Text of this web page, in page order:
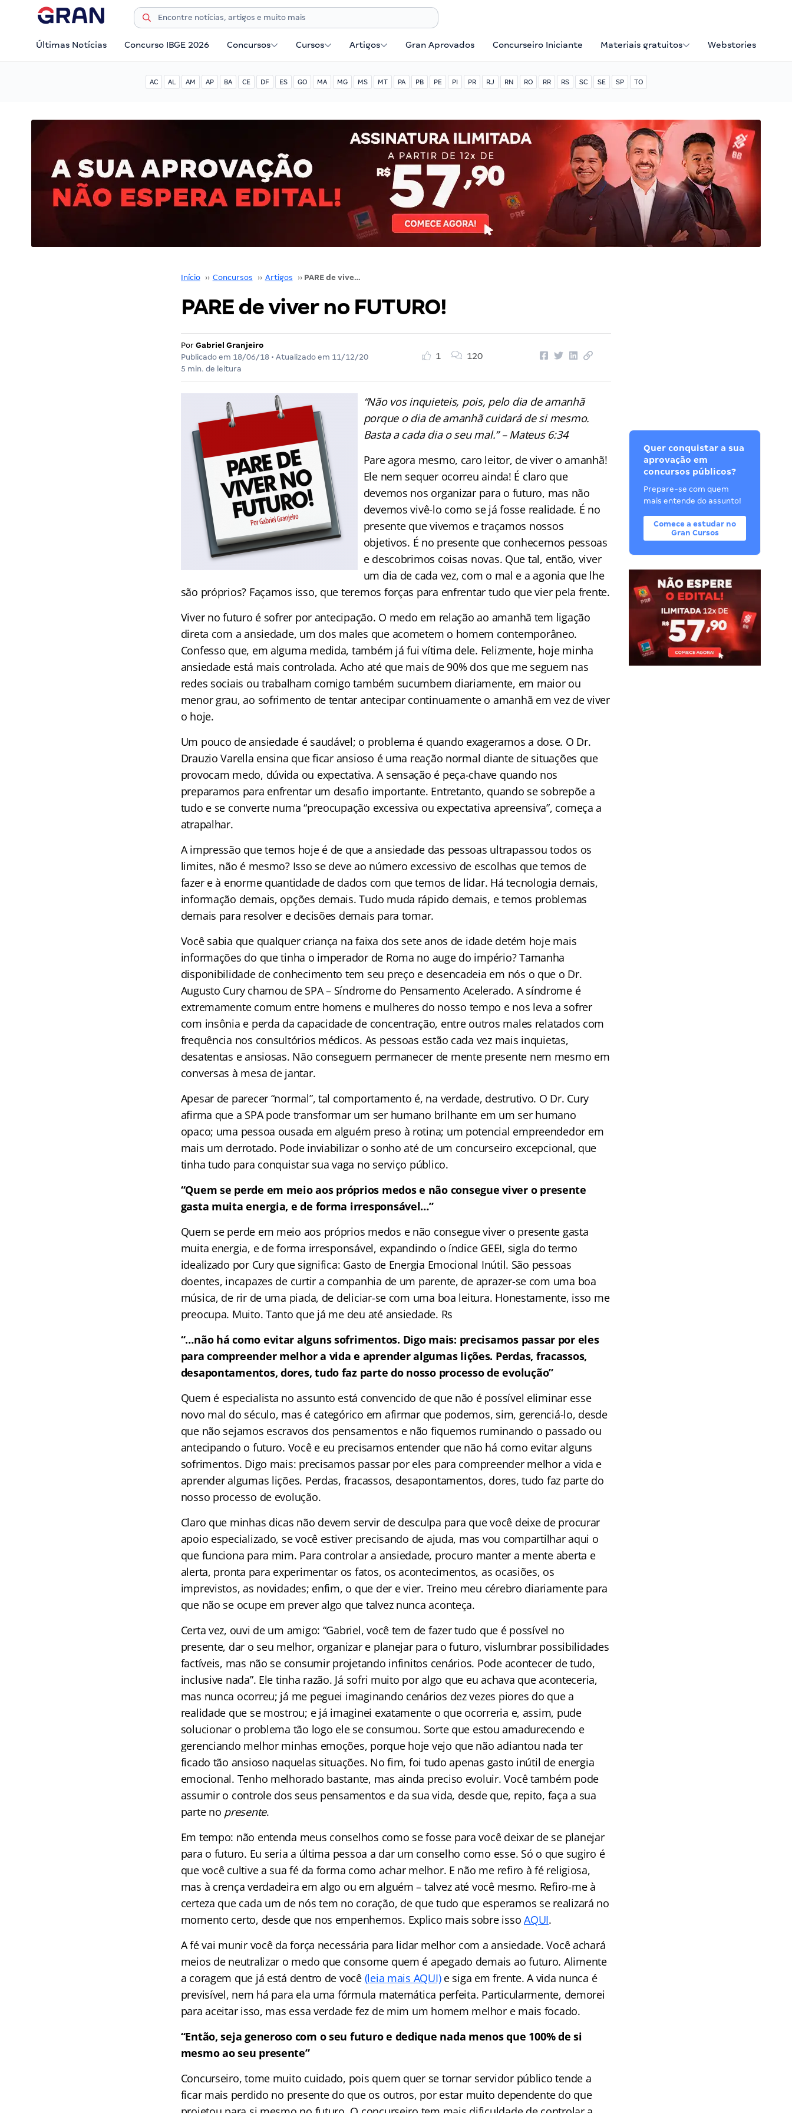
Últimas Notícias Concurso IBGE 2026 Concursos Cursos Artigos Gran Aprovados Concurseiro Iniciante Materiais gratuitos Webstories
AC AL AM AP BA CE DF ES GO MA MG MS MT PA PB PE PI PR RJ RN RO RR RS SC SE SP TO
Início ›› Concursos ›› Artigos ›› PARE de viver no FUTURO!
PARE de viver no FUTURO!
Por Gabriel Granjeiro
Publicado em 18/06/18• Atualizado em 11/12/20
5 min. de leitura
1 120
“Não vos inquieteis, pois, pelo dia de amanhã
porque o dia de amanhã cuidará de si mesmo.
Basta a cada dia o seu mal.” – Mateus 6:34
Pare agora mesmo, caro leitor, de viver o amanhã!
Ele nem sequer ocorreu ainda! É claro que
devemos nos organizar para o futuro, mas não
devemos vivê-lo como se já fosse realidade. É no
presente que vivemos e traçamos nossos
objetivos. É no presente que conhecemos pessoas
e descobrimos coisas novas. Que tal, então, viver
um dia de cada vez, com o mal e a agonia que lhe
são próprios? Façamos isso, que teremos forças para enfrentar tudo que vier pela frente.
Viver no futuro é sofrer por antecipação. O medo em relação ao amanhã tem ligação
direta com a ansiedade, um dos males que acometem o homem contemporâneo.
Confesso que, em alguma medida, também já fui vítima dele. Felizmente, hoje minha
ansiedade está mais controlada. Acho até que mais de 90% dos que me seguem nas
redes sociais ou trabalham comigo também sucumbem diariamente, em maior ou
menor grau, ao sofrimento de tentar antecipar continuamente o amanhã em vez de viver
o hoje.
Um pouco de ansiedade é saudável; o problema é quando exageramos a dose. O Dr.
Drauzio Varella ensina que ficar ansioso é uma reação normal diante de situações que
provocam medo, dúvida ou expectativa. A sensação é peça-chave quando nos
preparamos para enfrentar um desafio importante. Entretanto, quando se sobrepõe a
tudo e se converte numa “preocupação excessiva ou expectativa apreensiva”, começa a
atrapalhar.
A impressão que temos hoje é de que a ansiedade das pessoas ultrapassou todos os
limites, não é mesmo? Isso se deve ao número excessivo de escolhas que temos de
fazer e à enorme quantidade de dados com que temos de lidar. Há tecnologia demais,
informação demais, opções demais. Tudo muda rápido demais, e temos problemas
demais para resolver e decisões demais para tomar.
Você sabia que qualquer criança na faixa dos sete anos de idade detém hoje mais
informações do que tinha o imperador de Roma no auge do império? Tamanha
disponibilidade de conhecimento tem seu preço e desencadeia em nós o que o Dr.
Augusto Cury chamou de SPA – Síndrome do Pensamento Acelerado. A síndrome é
extremamente comum entre homens e mulheres do nosso tempo e nos leva a sofrer
com insônia e perda da capacidade de concentração, entre outros males relatados com
frequência nos consultórios médicos. As pessoas estão cada vez mais inquietas,
desatentas e ansiosas. Não conseguem permanecer de mente presente nem mesmo em
conversas à mesa de jantar.
Apesar de parecer “normal”, tal comportamento é, na verdade, destrutivo. O Dr. Cury
afirma que a SPA pode transformar um ser humano brilhante em um ser humano
opaco; uma pessoa ousada em alguém preso à rotina; um potencial empreendedor em
mais um derrotado. Pode inviabilizar o sonho até de um concurseiro excepcional, que
tinha tudo para conquistar sua vaga no serviço público.
“Quem se perde em meio aos próprios medos e não consegue viver o presente
gasta muita energia, e de forma irresponsável…”
Quem se perde em meio aos próprios medos e não consegue viver o presente gasta
muita energia, e de forma irresponsável, expandindo o índice GEEI, sigla do termo
idealizado por Cury que significa: Gasto de Energia Emocional Inútil. São pessoas
doentes, incapazes de curtir a companhia de um parente, de aprazer-se com uma boa
música, de rir de uma piada, de deliciar-se com uma boa leitura. Honestamente, isso me
preocupa. Muito. Tanto que já me deu até ansiedade. Rs
“…não há como evitar alguns sofrimentos. Digo mais: precisamos passar por eles
para compreender melhor a vida e aprender algumas lições. Perdas, fracassos,
desapontamentos, dores, tudo faz parte do nosso processo de evolução”
Quem é especialista no assunto está convencido de que não é possível eliminar esse
novo mal do século, mas é categórico em afirmar que podemos, sim, gerenciá-lo, desde
que não sejamos escravos dos pensamentos e não fiquemos ruminando o passado ou
antecipando o futuro. Você e eu precisamos entender que não há como evitar alguns
sofrimentos. Digo mais: precisamos passar por eles para compreender melhor a vida e
aprender algumas lições. Perdas, fracassos, desapontamentos, dores, tudo faz parte do
nosso processo de evolução.
Claro que minhas dicas não devem servir de desculpa para que você deixe de procurar
apoio especializado, se você estiver precisando de ajuda, mas vou compartilhar aqui o
que funciona para mim. Para controlar a ansiedade, procuro manter a mente aberta e
alerta, pronta para experimentar os fatos, os acontecimentos, as ocasiões, os
imprevistos, as novidades; enfim, o que der e vier. Treino meu cérebro diariamente para
que não se ocupe em prever algo que talvez nunca aconteça.
Certa vez, ouvi de um amigo: “Gabriel, você tem de fazer tudo que é possível no
presente, dar o seu melhor, organizar e planejar para o futuro, vislumbrar possibilidades
factíveis, mas não se consumir projetando infinitos cenários. Pode acontecer de tudo,
inclusive nada”. Ele tinha razão. Já sofri muito por algo que eu achava que aconteceria,
mas nunca ocorreu; já me peguei imaginando cenários dez vezes piores do que a
realidade que se mostrou; e já imaginei exatamente o que ocorreria e, assim, pude
solucionar o problema tão logo ele se consumou. Sorte que estou amadurecendo e
gerenciando melhor minhas emoções, porque hoje vejo que não adiantou nada ter
ficado tão ansioso naquelas situações. No fim, foi tudo apenas gasto inútil de energia
emocional. Tenho melhorado bastante, mas ainda preciso evoluir. Você também pode
assumir o controle dos seus pensamentos e da sua vida, desde que, repito, faça a sua
parte no presente.
Em tempo: não entenda meus conselhos como se fosse para você deixar de se planejar
para o futuro. Eu seria a última pessoa a dar um conselho como esse. Só o que sugiro é
que você cultive a sua fé da forma como achar melhor. E não me refiro à fé religiosa,
mas à crença verdadeira em algo ou em alguém – talvez até você mesmo. Refiro-me à
certeza que cada um de nós tem no coração, de que tudo que esperamos se realizará no
momento certo, desde que nos empenhemos. Explico mais sobre issoAQUI.
A fé vai munir você da força necessária para lidar melhor com a ansiedade. Você achará
meios de neutralizar o medo que consome quem é apegado demais ao futuro. Alimente
a coragem que já está dentro de você (leia mais AQUI)e siga em frente. A vida nunca é
previsível, nem há para ela uma fórmula matemática perfeita. Particularmente, demorei
para aceitar isso, mas essa verdade fez de mim um homem melhor e mais focado.
“Então, seja generoso com o seu futuro e dedique nada menos que 100% de si
mesmo ao seu presente”
Concurseiro, tome muito cuidado, pois quem quer se tornar servidor público tende a
ficar mais perdido no presente do que os outros, por estar muito dependente do que
Quer conquistar a sua
aprovação em
concursos públicos?
Prepare-se com quem
mais entende do assunto!
Comece a estudar no
Gran Cursos